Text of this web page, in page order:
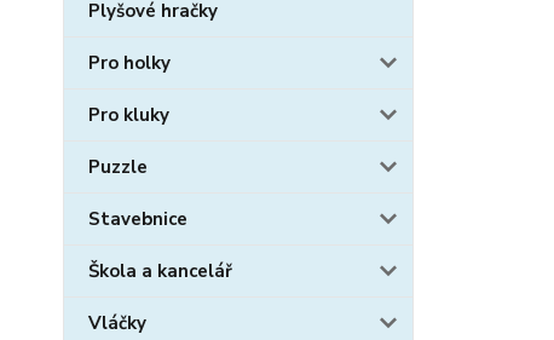
Plyšové hračky
Pro holky
Pro kluky
Puzzle
Stavebnice
Škola a kancelář
Vláčky